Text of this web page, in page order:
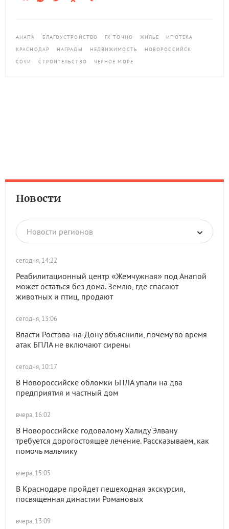
АНАПА БЛАГОУСТРОЙСТВО ГК ТОЧНО ЖИЛЬЕ
ИПОТЕКА
КРАСНОДАР
НАГРАДЫ НЕДВИЖИМОСТЬ
НОВОРОССИЙСК
СОЧИ
СТРОИТЕЛЬСТВО ЧЕРНОЕ МОРЕ
Новости
Новости регионов
сегодня, 14:22
Реабилитационный центр «Жемчужная» под Анапой
может остаться без дома. Землю, где спасают
животных и птиц, продают
сегодня, 13:06
Власти Ростова-на-Дону объяснили, почему во время
атак БПЛА не включают сирены
сегодня, 10:17
В Новороссийске обломки БПЛА упали на два
предприятия и частный дом
вчера, 16:02
В Новороссийске годовалому Халиду Элвану
требуется дорогостоящее лечение. Рассказываем, как
помочь мальчику
вчера, 15:05
В Краснодаре пройдет пешеходная экскурсия,
посвященная династии Романовых
вчера, 13:09